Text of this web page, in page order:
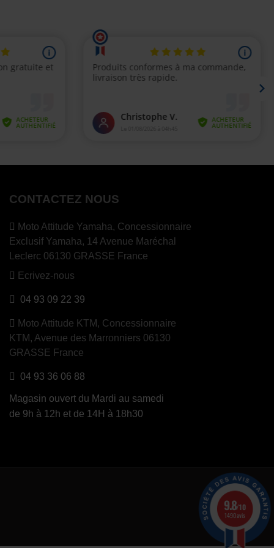
CONTACTEZ NOUS
Moto Attitude Yamaha, Concessionnaire
Exclusif Yamaha, 14 Avenue Maréchal
Leclerc 06130 GRASSE France
Ecrivez-nous
04 93 09 22 39
Moto Attitude KTM, Concessionnaire
KTM, Avenue des Marronniers 06130
GRASSE France
04 93 36 06 88
Magasin ouvert du Mardi au samedi
de 9h à 12h et de 14H à 18h30
9.8/10
1490 avis